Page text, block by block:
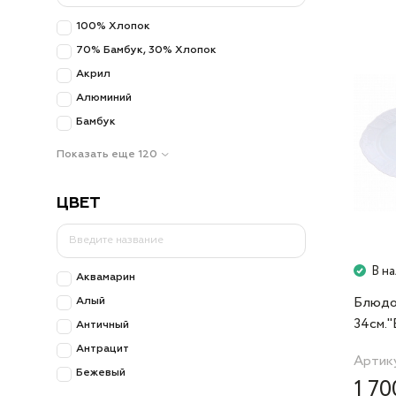
100% Хлопок
70% Бамбук, 30% Хлопок
Акрил
Алюминий
Бамбук
Показать еще 120
ЦВЕТ
Аквамарин
Алый
Античный
Антрацит
Бежевый
В